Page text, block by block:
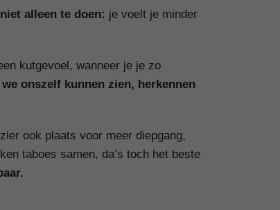
alleen te doen: je voelt je minder
kutgevoel, wanneer je je zo
onszelf kunnen zien, herkennen
ook plaats voor meer diepgang,
taboes samen, da’s toch het beste